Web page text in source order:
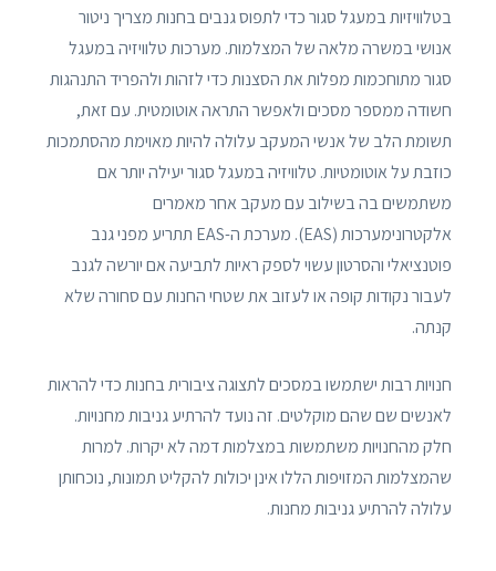
בטלוויזיות במעגל סגור כדי לתפוס גנבים בחנות מצריך ניטור
אנושי במשרה מלאה של המצלמות. מערכות טלוויזיה במעגל
סגור מתוחכמות מפלות את הסצנות כדי לזהות ולהפריד התנהגות
חשודה ממספר מסכים ולאפשר התראה אוטומטית. עם זאת,
תשומת הלב של אנשי המעקב עלולה להיות מאוימת מהסתמכות
כוזבת על אוטומטיות. טלוויזיה במעגל סגור יעילה יותר אם
משתמשים בה בשילוב עם מעקב אחר מאמרים
אלקטרונימערכות (EAS). מערכת ה-EAS תתריע מפני גנב
פוטנציאלי והסרטון עשוי לספק ראיות לתביעה אם יורשה לגנב
לעבור נקודות קופה או לעזוב את שטחי החנות עם סחורה שלא
קנתה.
חנויות רבות ישתמשו במסכים לתצוגה ציבורית בחנות כדי להראות
לאנשים שם שהם מוקלטים. זה נועד להרתיע גניבות מחנויות.
חלק מהחנויות משתמשות במצלמות דמה לא יקרות. למרות
שהמצלמות המזויפות הללו אינן יכולות להקליט תמונות, נוכחותן
עלולה להרתיע גניבות מחנות.